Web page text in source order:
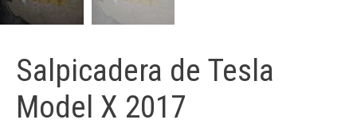
Salpicadera de Tesla
Model X 2017